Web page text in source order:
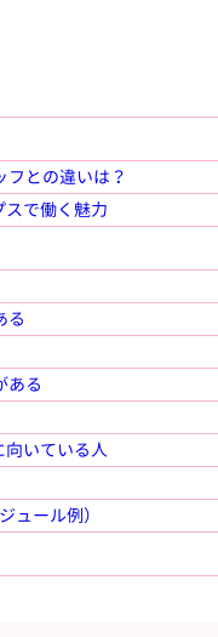
フとの違いは？
で働く魅力
る
ある
いている人
ュール例）